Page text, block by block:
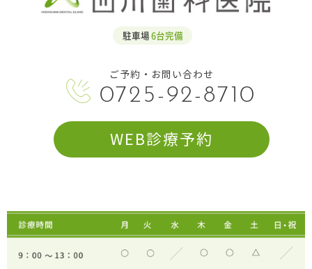
駐車場6台完備
ご予約・お問い合わせ
0725-92-8710
WEB診療予約